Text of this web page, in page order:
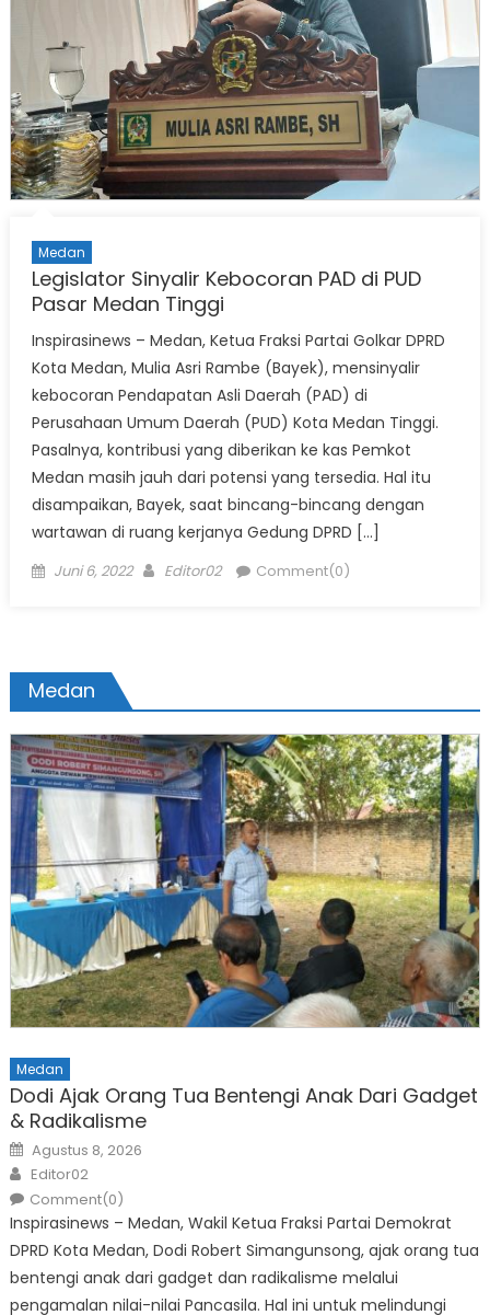
Medan
Legislator Sinyalir Kebocoran PAD di PUD
Pasar Medan Tinggi
Inspirasinews – Medan, Ketua Fraksi Partai Golkar DPRD
Kota Medan, Mulia Asri Rambe (Bayek), mensinyalir
kebocoran Pendapatan Asli Daerah (PAD) di
Perusahaan Umum Daerah (PUD) Kota Medan Tinggi.
Pasalnya, kontribusi yang diberikan ke kas Pemkot
Medan masih jauh dari potensi yang tersedia. Hal itu
disampaikan, Bayek, saat bincang-bincang dengan
wartawan di ruang kerjanya Gedung DPRD […]
Posted
Juni 6, 2022 Author
Editor02 Comment(0)
Medan
Medan
Dodi Ajak Orang Tua Bentengi Anak Dari Gadget
& Radikalisme
Posted
on
Agustus 8, 2026
Author
Editor02
Comment(0)
Inspirasinews – Medan, Wakil Ketua Fraksi Partai Demokrat
DPRD Kota Medan, Dodi Robert Simangunsong, ajak orang tua
bentengi anak dari gadget dan radikalisme melalui
pengamalan nilai-nilai Pancasila. Hal ini untuk melindungi